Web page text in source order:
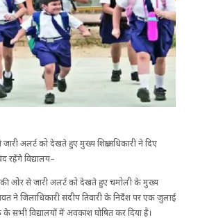
अलर्ट को देखते हुए मुख्य ​शिक्षाअ​धिकारी ने दिए
रहेंगे विद्यालय–
की ओर से जारी अलर्ट को देखते हुए चमोली के मुख्य
रावत ने जिला​धिकारी संदीप तिवारी के निर्देश पर एक जुलाई
सभी विद्यालयों में अवकाश घो​षित कर दिया है।